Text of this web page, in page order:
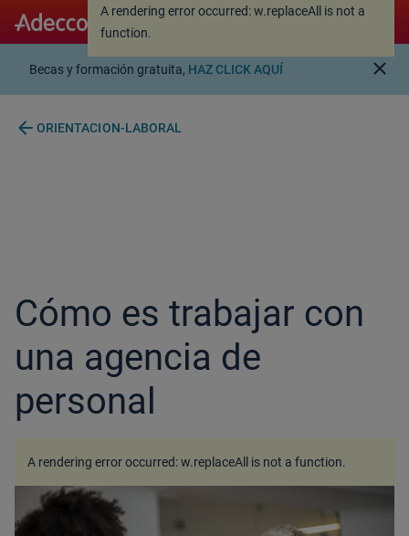
A rendering error occurred:
function.
A rendering error occurred:w.replaceAll is not a
function.
Becas y formación gratuita, HAZ CLICK AQUÍ close
arrow_back ORIENTACION-LABORAL
Cómo es trabajar con
una agencia de
personal
A rendering error occurred:w.replaceAll is not a function.